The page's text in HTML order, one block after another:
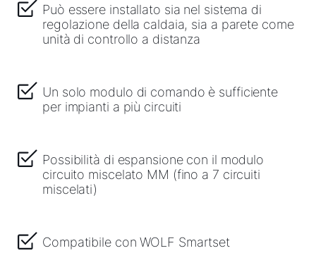
Può essere installato sia nel sistema di
regolazione della caldaia, sia a parete come
unità di controllo a distanza
Un solo modulo di comando è sufficiente
per impianti a più circuiti
Possibilità di espansione con il modulo
circuito miscelato MM (fino a 7 circuiti
miscelati)
Compatibile con WOLF Smartset